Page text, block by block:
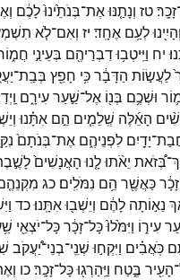
זָכָֽר׃טז וְנָתַ֤נּוּאֶת־בְּנֹתֵ֙ינוּ֙לָכֶ֔ם
וְהָיִ֖ינוּלְעַ֥ם אֶחָֽד׃ יז וְאִם־לֹ֧א
יח וַיִּֽיטְב֥וּדִבְרֵיהֶ֖ם בְּעֵינֵ֣י
לַעֲשׂ֣וֹת הַדָּבָ֔רכִּ֥י חָפֵ֖ץ בְּבַֽת־
וּשְׁכֶ֥ם בְּנ֖וֹ אֶל־שַׁ֣עַרעִירָ֑ם
הָאֵ֜לֶּה שְֽׁלֵמִ֧ים הֵ֣ם אִתָּ֗נוּ
יָדַ֖יִם לִפְנֵיהֶ֑ם אֶת־בְּנֹתָם֙
בְּ֠זֹאת יֵאֹ֨תוּלָ֤נוּ הָאֲנָשִׁים֙
זָכָ֔רכַּאֲשֶׁ֖ר הֵ֥ם נִמֹּלִֽים׃ כג
נֵא֣וֹתָה לָהֶ֔ם וְיֵשְׁב֖וּאִתָּֽנוּ׃כד
עִיר֑וֹ וַיִּמֹּ֙לוּ֙כָּל־זָכָ֔רכָּל־יֹצְאֵ֖י
כֹּֽאֲבִ֗ים וַיִּקְח֣וּ שְׁנֵֽי־בְנֵי־יַ֠עֲקֹב
הָעִ֖יר בֶּ֑טַח וַיַּֽהַרְג֖וּכָּל־זָכָֽר׃כו